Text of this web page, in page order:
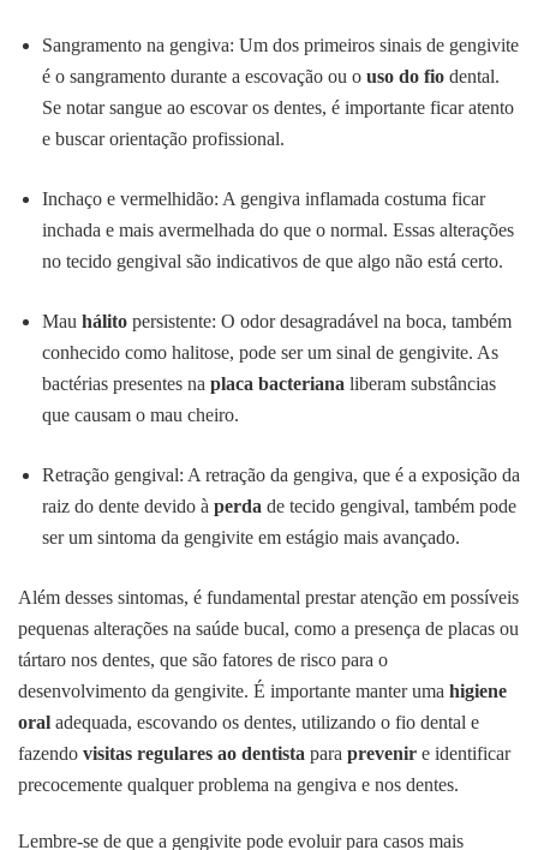
Sangramento na gengiva: Um dos primeiros sinais de gengivite
é o sangramento durante a escovação ou o uso do fio dental.
Se notar sangue ao escovar os dentes, é importante ficar atento
e buscar orientação profissional.
Inchaço e vermelhidão: A gengiva inflamada costuma ficar
inchada e mais avermelhada do que o normal. Essas alterações
no tecido gengival são indicativos de que algo não está certo.
Mau hálito persistente: O odor desagradável na boca, também
conhecido como halitose, pode ser um sinal de gengivite. As
bactérias presentes na placa bacteriana liberam substâncias
que causam o mau cheiro.
Retração gengival: A retração da gengiva, que é a exposição da
raiz do dente devido à perda de tecido gengival, também pode
ser um sintoma da gengivite em estágio mais avançado.
Além desses sintomas, é fundamental prestar atenção em possíveis
pequenas alterações na saúde bucal, como a presença de placas ou
tártaro nos dentes, que são fatores de risco para o
desenvolvimento da gengivite. É importante manter uma higiene
oral adequada, escovando os dentes, utilizando o fio dental e
fazendo visitas regulares ao dentista para prevenir e identificar
precocemente qualquer problema na gengiva e nos dentes.
Lembre-se de que a gengivite pode evoluir para casos mais